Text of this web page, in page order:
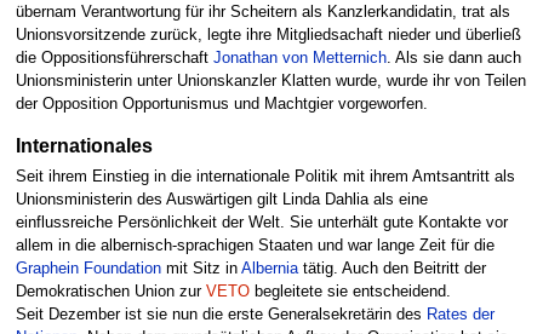
übernam Verantwortung für ihr Scheitern als Kanzlerkandidatin, trat als
Unionsvorsitzende zurück, legte ihre Mitgliedsachaft nieder und überließ
die Oppositionsführerschaft Jonathan von Metternich. Als sie dann auch
Unionsministerin unter Unionskanzler Klatten wurde, wurde ihr von Teilen
der Opposition Opportunismus und Machtgier vorgeworfen.
Internationales
Seit ihrem Einstieg in die internationale Politik mit ihrem Amtsantritt als
Unionsministerin des Auswärtigen gilt Linda Dahlia als eine
einflussreiche Persönlichkeit der Welt. Sie unterhält gute Kontakte vor
allem in die albernisch-sprachigen Staaten und war lange Zeit für die
Graphein Foundationmit Sitz in Alberniatätig. Auch den Beitritt der
Demokratischen Union zur VETObegleitete sie entscheidend.
Seit Dezember ist sie nun die erste Generalsekretärin des Rates der